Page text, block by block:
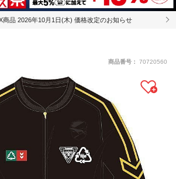
商品 2026年10月1日(木) 価格改定のお知らせ
商品番号： 70720560